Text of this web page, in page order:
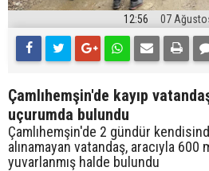
12:56 07
Çamlıhemşin'de kayıp
uçurumda bulundu
Çamlıhemşin'de 2 gündür
alınamayan vatandaş, aracıyla
yuvarlanmış halde bulundu